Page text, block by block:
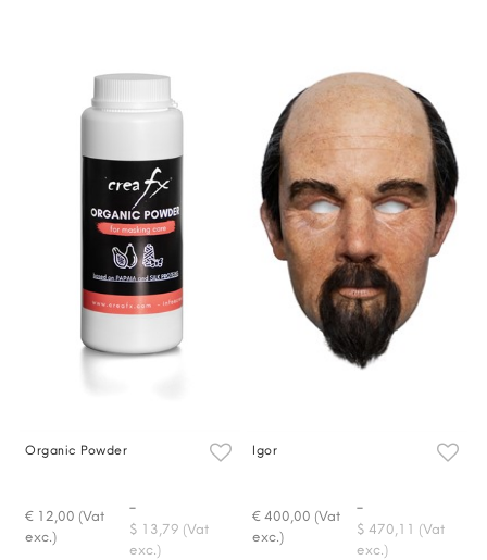
Organic Powder
€ 12,00 (Vat
exc.)
-
$ 13,79 (Vat
exc.)
Igor
€ 400,00 (Vat
exc.)
-
$ 470,11 (Vat
exc.)